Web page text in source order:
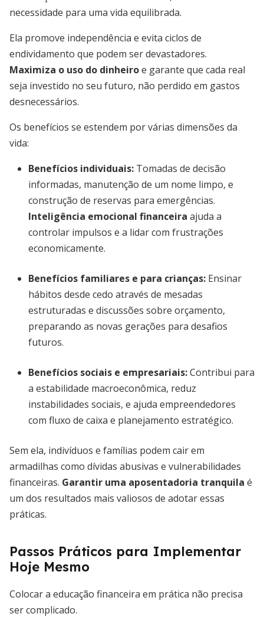
necessidade para uma vida equilibrada.
Ela promove independência e evita ciclos de
endividamento que podem ser devastadores.
Maximiza o uso do dinheiroe garante que cada real
seja investido no seu futuro, não perdido em gastos
desnecessários.
Os benefícios se estendem por várias dimensões da
vida:
Benefícios individuais: Tomadas de decisão
informadas, manutenção de um nome limpo, e
construção de reservas para emergências.
Inteligência emocional financeira ajuda a
controlar impulsos e a lidar com frustrações
economicamente.
Benefícios familiares e para crianças: Ensinar
hábitos desde cedo através de mesadas
estruturadas e discussões sobre orçamento,
preparando as novas gerações para desafios
futuros.
Benefícios sociais e empresariais:Contribui para
a estabilidade macroeconômica, reduz
instabilidades sociais, e ajuda empreendedores
com fluxo de caixa e planejamento estratégico.
Sem ela, indivíduos e famílias podem cair em
armadilhas como dívidas abusivas e vulnerabilidades
financeiras. Garantir uma aposentadoria tranquila é
um dos resultados mais valiosos de adotar essas
práticas.
Passos Práticos para Implementar
Hoje Mesmo
Colocar a educação financeira em prática não precisa
ser complicado.